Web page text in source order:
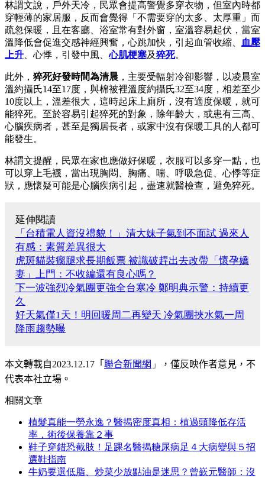
林謂文說，戶外天冷，民眾會提高警覺多穿衣物，但室內時都
穿輕薄的家居服，反而會覺得「不需要穿的太多、太厚重」而
疏忽保暖，且在客廳、浴室常有對外窗，室溫容易起伏，當室
溫降低會促進交感神經興奮，心跳加快，引起血管收縮、
血壓
上升 、心悸，引發中風、心肌梗塞及猝死。
此外， 猝死好發時間為清晨 ，主要受輻射冷卻影響，以凌晨室
溫約攝氏14至17度，與棉被裡溫度約攝氏32至34度，相差至少
10度以上，溫差很大，這時起床上廁所，沒有適度保暖，就可
能猝死。至於容易引起猝死的對象，除年齡大，或患有三高、
心腦疾病者，甚至是獨居長者，或家中沒有保暖工具的人都可
能發生。
林謂文提醒，民眾在家也應做好保暖，衣服可以多穿一點，也
可以穿上毛襪，當出現胸悶、胸痛、喘、呼吸急促、心悸等症
狀，應懷疑可能是心腦疾病引起，盡速就醫檢查，避免猝死。
延伸閱讀
「台積電人資沒禮貌！」清大妹子氣到不面試 過來人
有感：素質差異很大
虎斑貓裝瘸腿求長期飯票 被識破趕出去改帶「懷孕嬌
妻」上門：不收編還有良心嗎？
下一波強烈冷氣團更強全台寒冷 鄭明典示警：持續更
久
好天氣僅1天！明回暖周二再變天 冷氣團挾水氣一周
降雨趨勢曝
本文轉載自2023.12.17 「 聯合新聞網 」
，僅反映作者意見，不
代表本社立場。
相關文章
植髮真能一勞永逸？醫揭密度真相：植過頭降低存活
率，術後保養靠２事
鞋子穿錯恐截肢！足踝名醫揭糖尿病足４大病變與５招
選鞋指南
牛奶要選低脂、炒菜少放點油是迷思？曾嶔元醫師：沒